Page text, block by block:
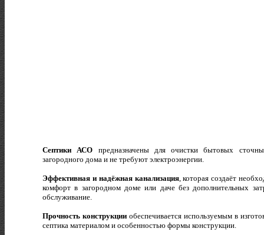
Септики АСО предназначены для очистки бытовых
загородного дома и не требуют электроэнергии.
Эффективная и надёжная канализация, которая создаёт
комфорт в загородном доме или даче без дополнительных
обслуживание.
Прочность конструкции обеспечивается используемым в
септика материалом и особенностью формы конструкции.